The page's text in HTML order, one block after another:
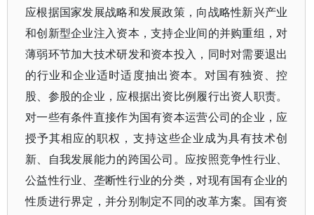
应根据国家发展战略和发展政策，向战略性新兴产业
和创新型企业注入资本，支持企业间的并购重组，对
薄弱环节加大技术研发和资本投入，同时对需要退出
的行业和企业适时适度抽出资本。对国有独资、控
股、参股的企业，应根据出资比例履行出资人职责。
对一些有条件直接作为国有资本运营公司的企业，应
授予其相应的职权，支持这些企业成为具有技术创
新、自我发展能力的跨国公司。应按照竞争性行业、
公益性行业、垄断性行业的分类，对现有国有企业的
性质进行界定，并分别制定不同的改革方案。国有资